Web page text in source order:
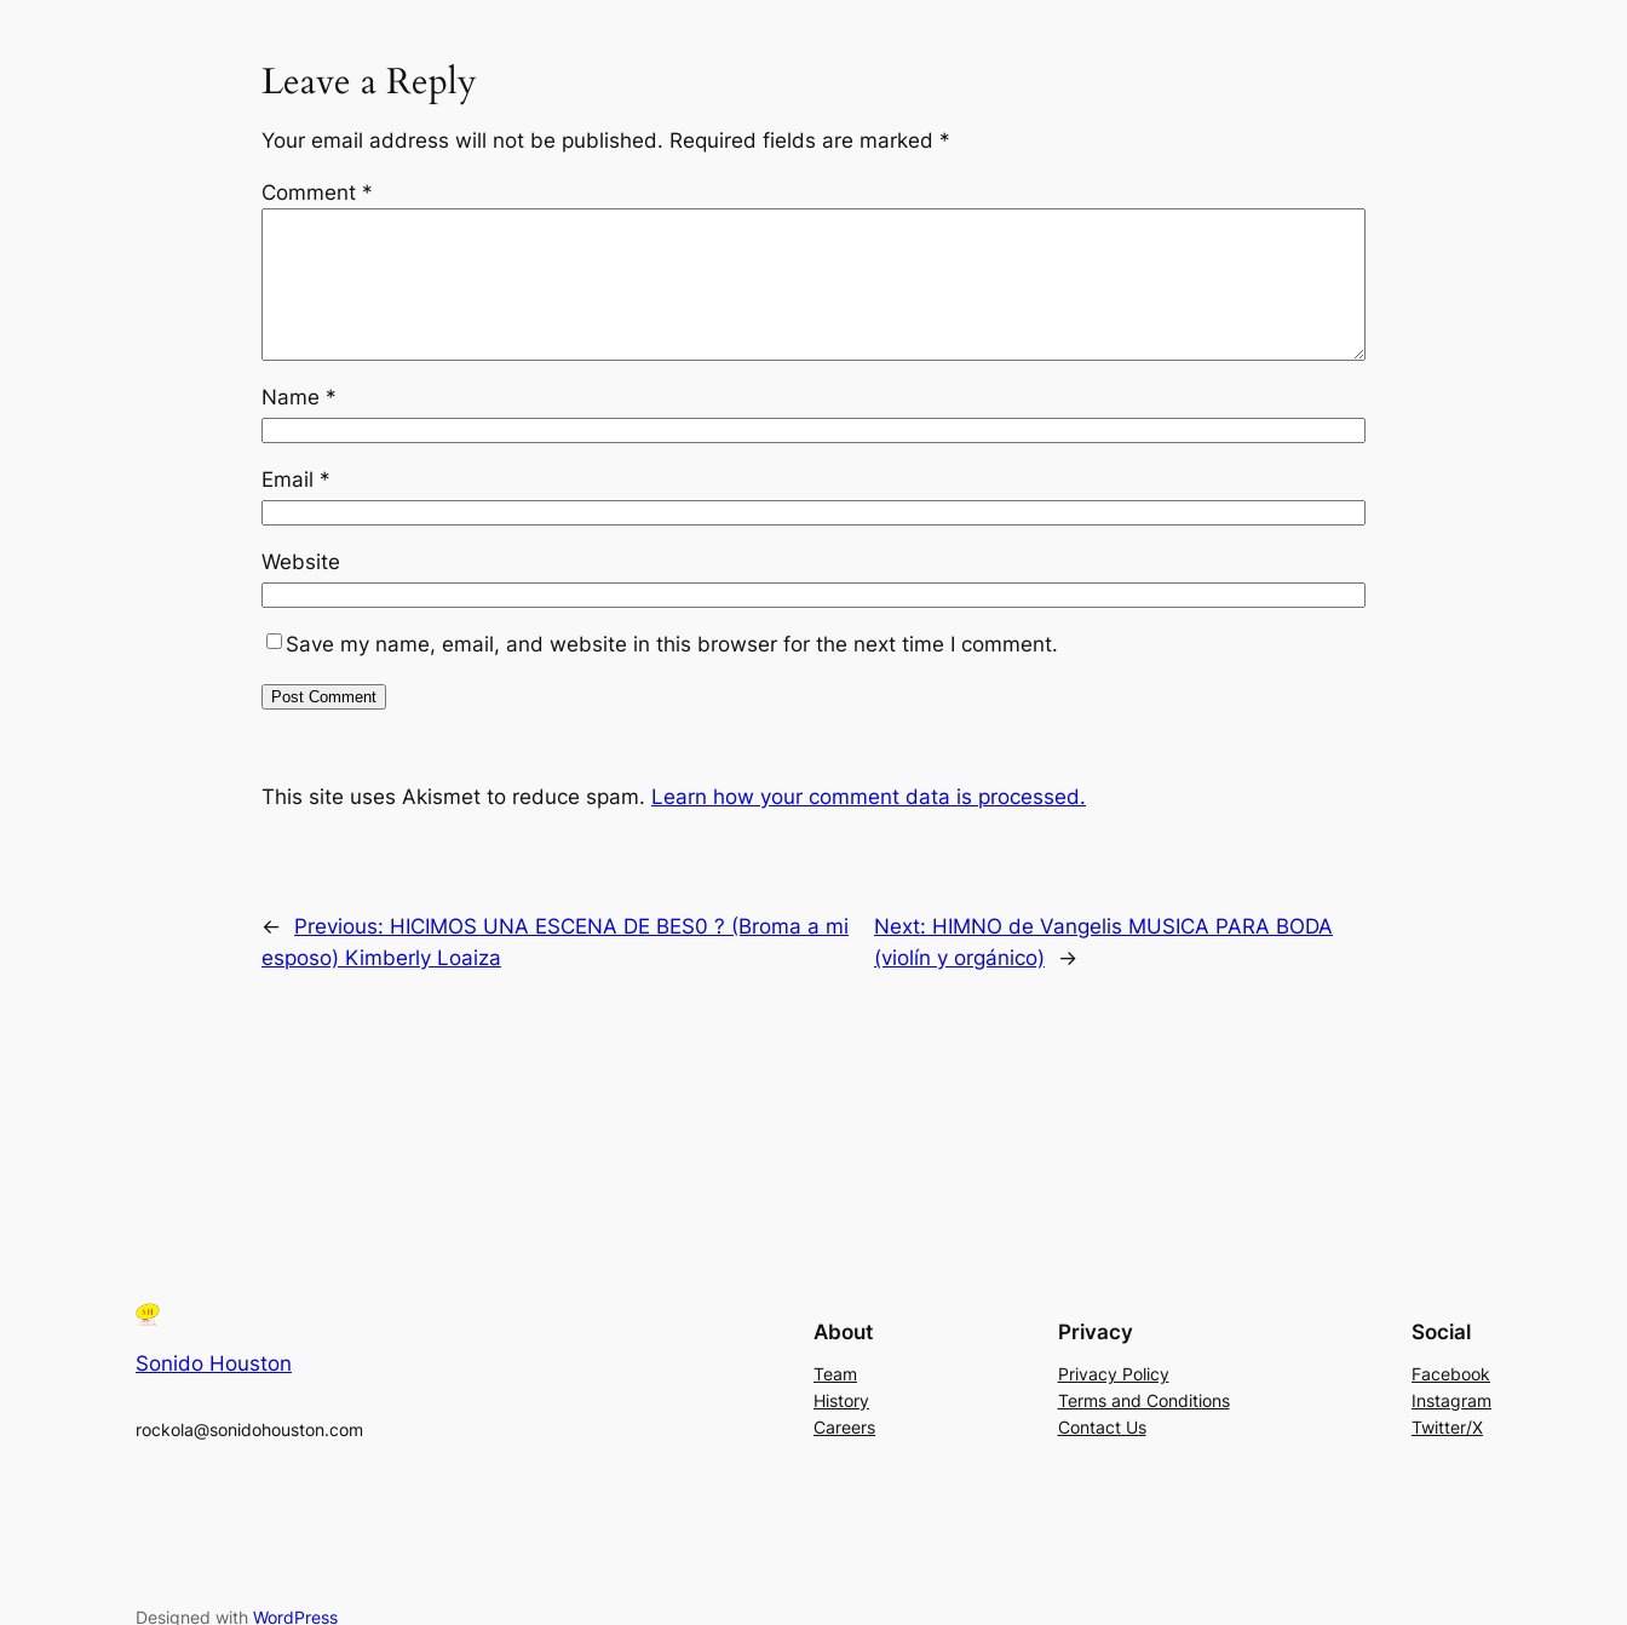
Leave a Reply
Your email address will not be published. Required fields are marked *
Comment *
Name *
Email *
Website
Save my name, email, and website in this browser for the next time I comment.
This site uses Akismet to reduce spam. Learn how your comment data is processed.
← Previous: HICIMOS UNA ESCENA DE BES0 ? (Broma a mi
esposo) Kimberly Loaiza
Next: HIMNO de Vangelis MUSICA PARA BODA
(violín y orgánico)
→
Sonido Houston
rockola@sonidohouston.com
About
Team
History
Careers
Privacy
Privacy Policy
Terms and Conditions
Contact Us
Social
Facebook
Instagram
Twitter/X
Designed with WordPress